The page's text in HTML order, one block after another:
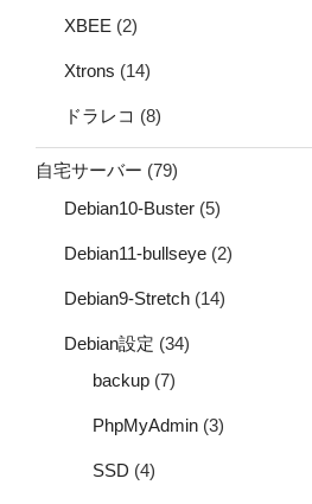
XBEE (2)
Xtrons (14)
ドラレコ (8)
自宅サーバー (79)
Debian10-Buster (5)
Debian11-bullseye (2)
Debian9-Stretch (14)
Debian設定 (34)
backup (7)
PhpMyAdmin (3)
SSD (4)